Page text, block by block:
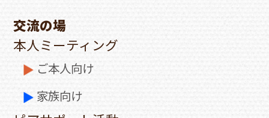
交流の場
本人ミーティング
ご本人向け
家族向け